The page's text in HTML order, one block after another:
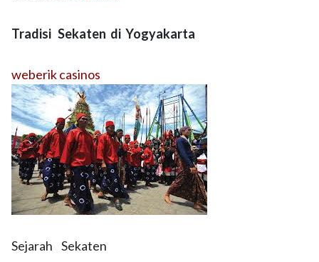
Tradisi Sekaten di Yogyakarta
weberik casinos
Sejarah Sekaten